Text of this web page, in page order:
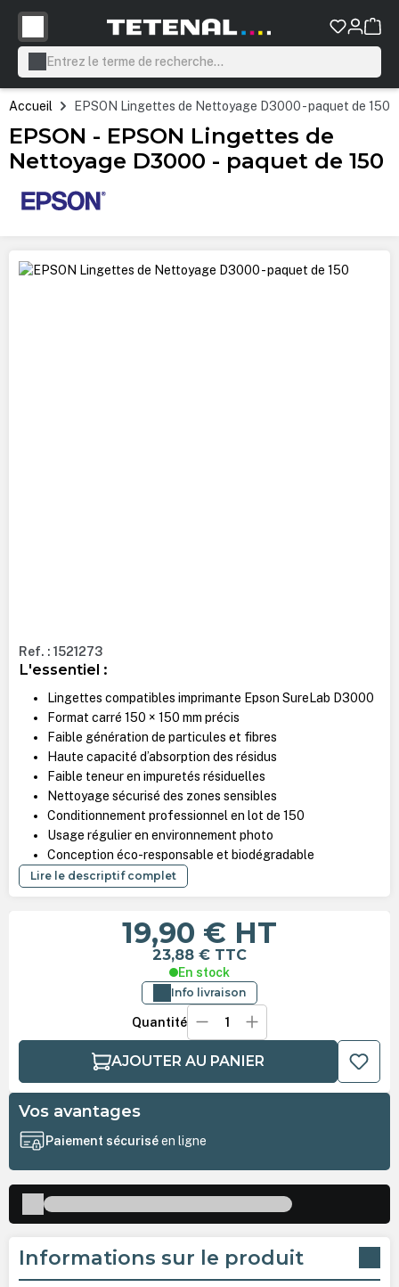
principal
Accueil EPSON Lingettes de Nettoyage D3000 - paquet de 150
EPSON - EPSON Lingettes de
Nettoyage D3000 - paquet de 150
Ignorer la galerie d'images
Ref. : 1521273
L'essentiel :
Lingettes compatibles imprimante Epson SureLab D3000
Format carré 150 × 150 mm précis
Faible génération de particules et fibres
Haute capacité d’absorption des résidus
Faible teneur en impuretés résiduelles
Nettoyage sécurisé des zones sensibles
Conditionnement professionnel en lot de 150
Usage régulier en environnement photo
Conception éco-responsable et biodégradable
Lire le descriptif complet
19,90 € HT
23,88 € TTC
En stock
Info livraison
Quantité
AJOUTER AU PANIER
Vos avantages
Paiement sécuriséen ligne
Informations sur le produit